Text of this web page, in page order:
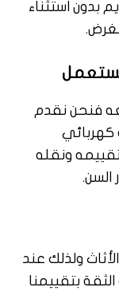
استثناء
فنحن نقدم
كهربائي
ونقله
السن.
ولذلك عند
بتقييمنا